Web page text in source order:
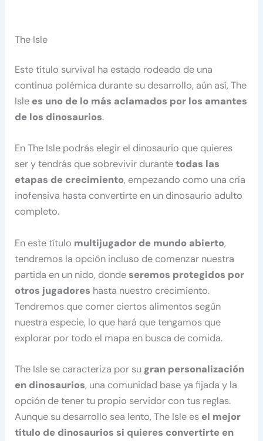
The Isle
Este título survival ha estado rodeado de una
continua polémica durante su desarrollo, aún así, The
Isle es uno de lo más aclamados por los amantes
de los dinosaurios.
En The Isle podrás elegir el dinosaurio que quieres
ser y tendrás que sobrevivir durantetodas las
etapas de crecimiento, empezando como una cría
inofensiva hasta convertirte en un dinosaurio adulto
completo.
En este título multijugador de mundo abierto,
tendremos la opción incluso de comenzar nuestra
partida en un nido, dondeseremos protegidos por
otros jugadores hasta nuestro crecimiento.
Tendremos que comer ciertos alimentos según
nuestra especie, lo que hará que tengamos que
explorar por todo el mapa en busca de comida.
The Isle se caracteriza por su gran personalización
en dinosaurios, una comunidad base ya fijada y la
opción de tener tu propio servidor con tus reglas.
Aunque su desarrollo sea lento, The Isle es el mejor
título de dinosaurios si quieres convertirte en